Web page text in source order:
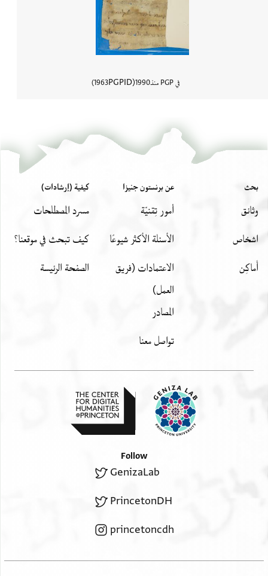
في PGP منذ 1990
PGPID
1963
بحث
وثائق
اشخاص
أَماكِن
عن برنستون جنيزا
أمور تِقنيّة
الأسئلة الأكثر شيوعًا
الاعتمادات (فريق
العمل)
المصادر
تواصل معنا
كيفية (إرشادات)
مسرد المصطلحات
كيف تبحث في موقعنا؟
الصفحة الرئيسة
Follow
GenizaLab
PrincetonDH
princetoncdh